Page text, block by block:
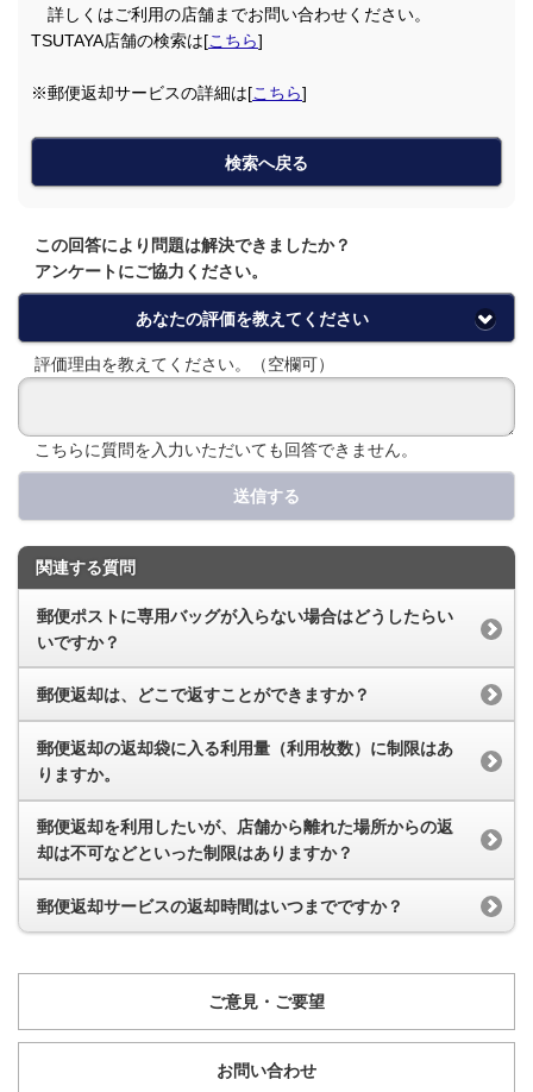
詳しくはご利用の店舗までお問い合わせください。
TSUTAYA店舗の検索は[こちら]
※郵便返却サービスの詳細は[こちら]
検索へ戻る
この回答により問題は解決できましたか？
アンケートにご協力ください。
あなたの評価を教えてください
評価理由を教えてください。（空欄可）
こちらに質問を入力いただいても回答できません。
送信する
関連する質問
郵便ポストに専用バッグが入らない場合はどうしたらい
いですか？
郵便返却は、どこで返すことができますか？
郵便返却の返却袋に入る利用量（利用枚数）に制限はあ
りますか。
郵便返却を利用したいが、店舗から離れた場所からの返
却は不可などといった制限はありますか？
郵便返却サービスの返却時間はいつまでですか？
ご意見・ご要望
お問い合わせ